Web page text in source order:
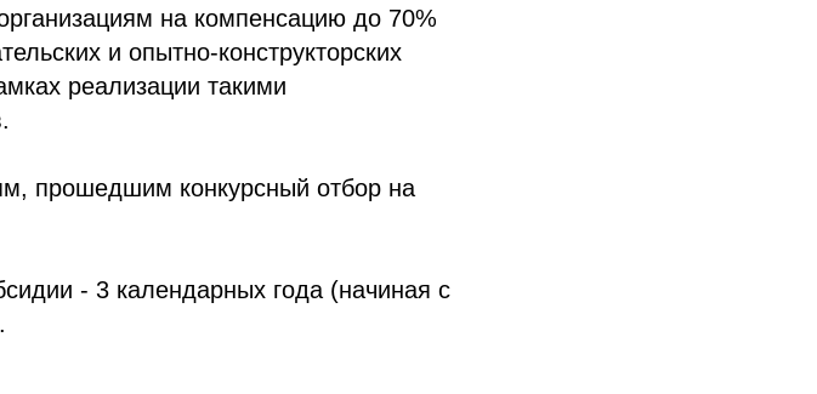
на компенсацию до 70%
и опытно-конструкторских
реализации такими
прошедшим конкурсный отбор на
- 3 календарных года (начиная с